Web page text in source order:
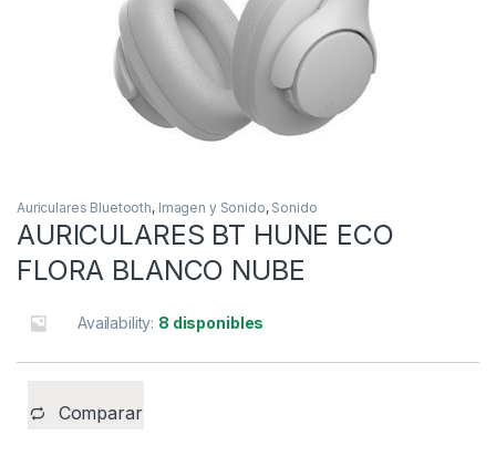
Auriculares Bluetooth, Imagen y Sonido, Sonido
AURICULARES BT HUNE ECO
FLORA BLANCO NUBE
Availability: 8 disponibles
Comparar